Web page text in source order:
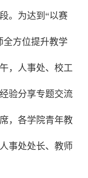
。为达到“以赛
全方位提升教学
，人事处、校工
验分享专题交流
，各学院青年教
事处处长、教师